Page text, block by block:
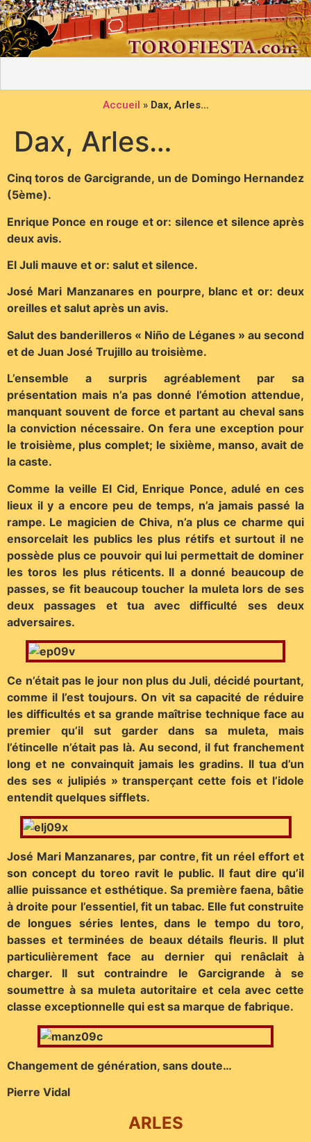
Accueil » Dax, Arles…
Dax, Arles…
Cinq toros de Garcigrande, un de Domingo Hernandez
(5ème).
Enrique Ponce en rouge et or: silence et silence après
deux avis.
El Juli mauve et or: salut et silence.
José Mari Manzanares en pourpre, blanc et or: deux
oreilles et salut après un avis.
Salut des banderilleros « Niño de Léganes » au second
et de Juan José Trujillo au troisième.
L’ensemble a surpris agréablement par sa
présentation mais n’a pas donné l’émotion attendue,
manquant souvent de force et partant au cheval sans
la conviction nécessaire. On fera une exception pour
le troisième, plus complet; le sixième, manso, avait de
la caste.
Comme la veille El Cid, Enrique Ponce, adulé en ces
lieux il y a encore peu de temps, n’a jamais passé la
rampe. Le magicien de Chiva, n’a plus ce charme qui
ensorcelait les publics les plus rétifs et surtout il ne
possède plus ce pouvoir qui lui permettait de dominer
les toros les plus réticents. Il a donné beaucoup de
passes, se fit beaucoup toucher la muleta lors de ses
deux passages et tua avec difficulté ses deux
adversaires.
Ce n’était pas le jour non plus du Juli, décidé pourtant,
comme il l’est toujours. On vit sa capacité de réduire
les difficultés et sa grande maîtrise technique face au
premier qu’il sut garder dans sa muleta, mais
l’étincelle n’était pas là. Au second, il fut franchement
long et ne convainquit jamais les gradins. Il tua d’un
des ses « julipiés » transperçant cette fois et l’idole
entendit quelques sifflets.
José Mari Manzanares, par contre, fit un réel effort et
son concept du toreo ravit le public. Il faut dire qu’il
allie puissance et esthétique. Sa première faena, bâtie
à droite pour l’essentiel, fit un tabac. Elle fut construite
de longues séries lentes, dans le tempo du toro,
basses et terminées de beaux détails fleuris. Il plut
particulièrement face au dernier qui renâclait à
charger. Il sut contraindre le Garcigrande à se
soumettre à sa muleta autoritaire et cela avec cette
classe exceptionnelle qui est sa marque de fabrique.
Changement de génération, sans doute…
Pierre Vidal
ARLES